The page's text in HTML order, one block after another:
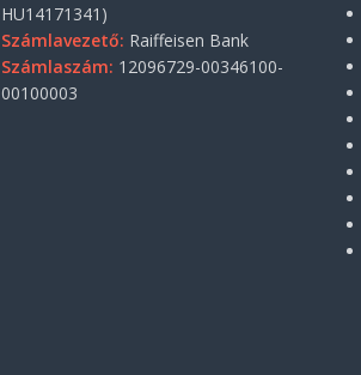
HU14171341)
Számlavezető: Raiffeisen Bank
Számlaszám: 12096729-00346100-
00100003